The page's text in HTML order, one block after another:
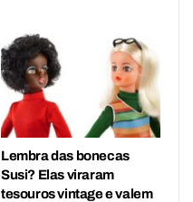
Lembra das bonecas
Susi? Elas viraram
tesouros vintage e valem